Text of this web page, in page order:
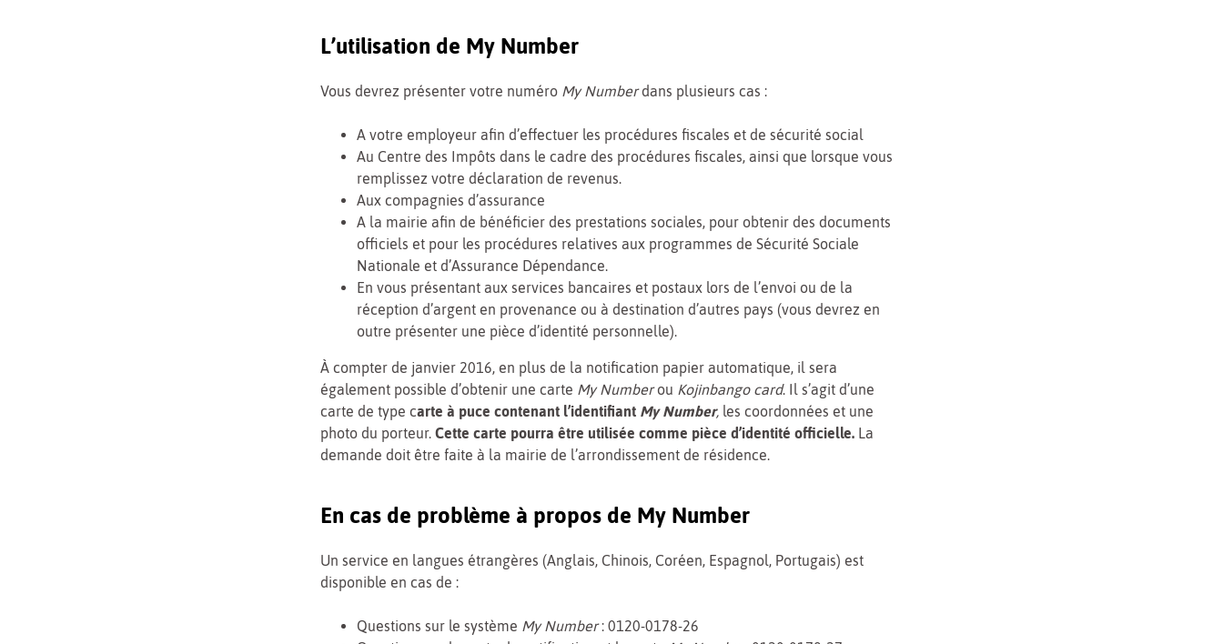
L’utilisation de My Number
Vous devrez présenter votre numéro My Numberdans plusieurs cas :
A votre employeur afin d’effectuer les procédures fiscales et de sécurité social
Au Centre des Impôts dans le cadre des procédures fiscales, ainsi que lorsque vous
remplissez votre déclaration de revenus.
Aux compagnies d’assurance
A la mairie afin de bénéficier des prestations sociales, pour obtenir des documents
officiels et pour les procédures relatives aux programmes de Sécurité Sociale
Nationale et d’Assurance Dépendance.
En vous présentant aux services bancaires et postaux lors de l’envoi ou de la
réception d’argent en provenance ou à destination d’autres pays (vous devrez en
outre présenter une pièce d’identité personnelle).
À compter de janvier 2016, en plus de la notification papier automatique, il sera
également possible d’obtenir une carte My Numberou Kojinbango card. Il s’agit d’une
carte de type carte à puce contenant l’identifiant My Number, les coordonnées et une
photo du porteur. Cette carte pourra être utilisée comme pièce d’identité officielle. La
demande doit être faite à la mairie de l’arrondissement de résidence.
En cas de problème à propos de My Number
Un service en langues étrangères (Anglais, Chinois, Coréen, Espagnol, Portugais) est
disponible en cas de :
Questions sur le système My Number: 0120-0178-26